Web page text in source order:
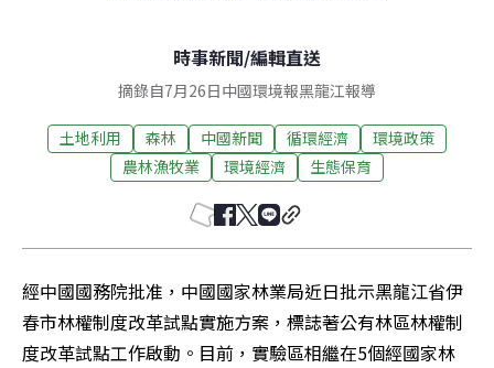
時事新聞/編輯直送
摘錄自7月26日中國環境報黑龍江報導
土地利用 森林 中國新聞 循環經濟
環境政策
農林漁牧業
環境經濟 生態保育
經中國國務院批准，中國國家林業局近日批示黑龍江省伊
春市林權制度改革試點實施方案，標誌著公有林區林權制
度改革試點工作啟動。目前，實驗區相繼在5個經國家林